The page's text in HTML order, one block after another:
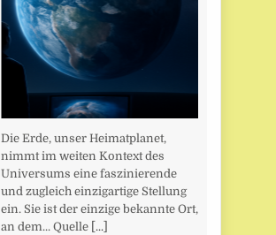
Die Erde, unser Heimatplanet,
nimmt im weiten Kontext des
Universums eine faszinierende
und zugleich einzigartige Stellung
ein. Sie ist der einzige bekannte Ort,
an dem... Quelle [...]